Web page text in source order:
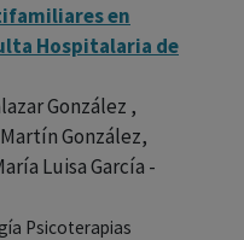
en
Hospitalaria de
González ,
González,
Luisa García -
Psicoterapias